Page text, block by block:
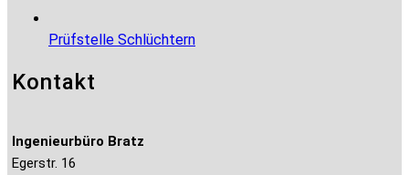
Prüfstelle Schlüchtern
Kontakt
Ingenieurbüro Bratz
Egerstr. 16